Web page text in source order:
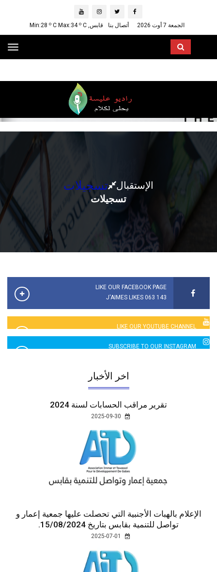
الجمعة 7 أوت 2026 أتصال بنا قابس, Min:28 oC Max:34 C
Toggle
الإستقبال تسجيلات
تسجيلات
LIKE OUR FACEBOOK PAGE
143 063 J'AIMES LIKES
LIKE OUR YOUTUBE CHANNEL
2760 LIKES
SUBSCRIBE TO OUR INSTAGRAM
اخر الأخبار
تقرير مراقب الحسابات لسنة 2024
الإعلام بالهبات الأجنبية التي تحصلت عليها جمعية إعمار و
تواصل للتنمية بقابس بتاريخ 15/08/2024.